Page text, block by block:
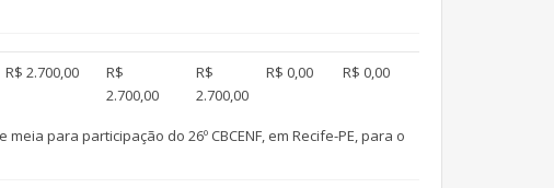
R$ 2.700,00
R$
2.700,00
R$
2.700,00
R$ 0,00 R$ 0,00
meia para participação do 26º CBCENF, em Recife-PE, para o